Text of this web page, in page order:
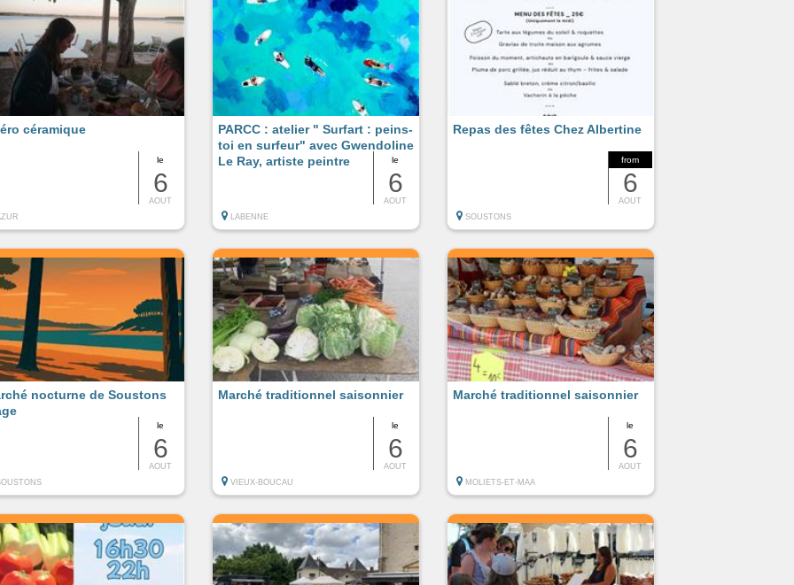
le
6
AOUT
céramique
le
6
AOUT
PARCC : atelier " Surfart : peins-
toi en surfeur" avec Gwendoline
Le Ray, artiste peintre
LABENNE
from
6
AOUT
Repas des fêtes Chez Albertine
SOUSTONS
le
6
AOUT
nocturne de Soustons
le
6
AOUT
Marché traditionnel saisonnier
VIEUX-BOUCAU
le
6
AOUT
Marché traditionnel saisonnier
MOLIETS-ET-MAA